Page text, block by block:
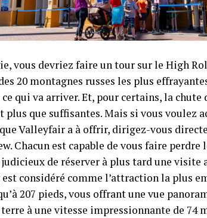
vous devriez faire un tour sur le High
20 montagnes russes les plus
qui va arriver. Et, pour certains, la
plus que suffisantes. Mais si vous voulez
Valleyfair a à offrir, dirigez-vous
Chacun est capable de vous faire
de réserver à plus tard une visite
considéré comme l’attraction la plus
207 pieds, vous offrant une vue
à une vitesse impressionnante de 74